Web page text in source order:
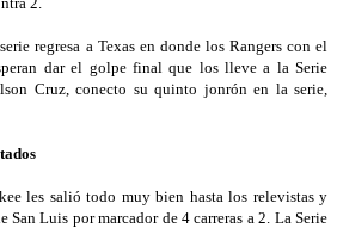
regresa a Texas en donde los Rangers con el
dar el golpe final que los lleve a la Serie
Cruz, conecto su quinto jonrón en la serie,
les salió todo muy bien hasta los relevistas y
San Luis por marcador de 4 carreras a 2. La Serie